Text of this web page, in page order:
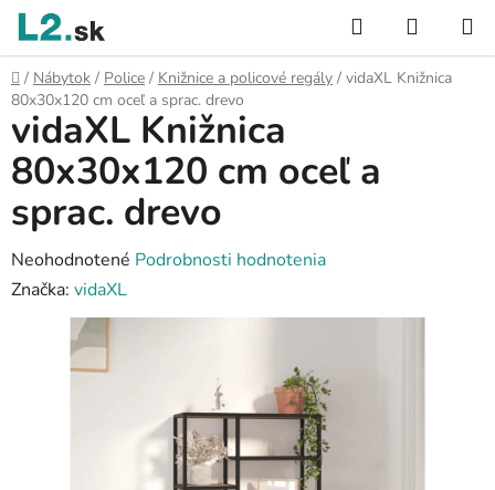
Prejsť
obsah
Hľadať
KOŠÍK
Domov
/ Nábytok / Police / Knižnice a policové regály / vidaXL Knižnica
80x30x120 cm oceľ a sprac. drevo
vidaXL Knižnica
80x30x120 cm oceľ a
sprac. drevo
Priemerné
hodnotenie
produktu
Neohodnotené Podrobnosti hodnotenia
Značka: vidaXL